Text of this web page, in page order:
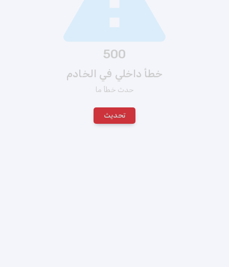
500
خطأ داخلي في الخادم
حدث خطأ ما
تحديث